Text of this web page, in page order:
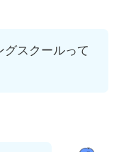
スクールって